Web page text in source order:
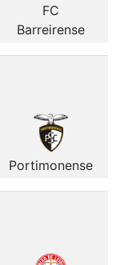
FC
Barreirense
Portimonense